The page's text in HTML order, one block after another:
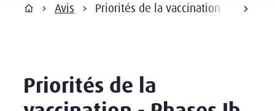
Page d'accueil
Avis Priorités de la vaccination - Phases
Priorités de la